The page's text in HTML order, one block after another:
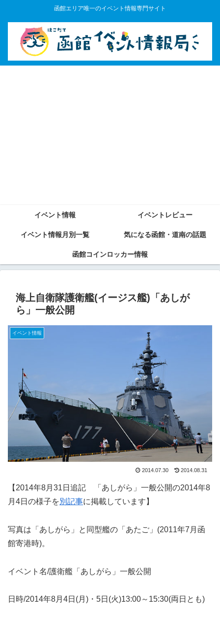
函館エリア唯一のイベント情報専門サイト
イベント情報 イベントレビュー
イベント情報月別一覧 気になる函館・道南の話題
函館コインロッカー情報
海上自衛隊護衛艦(イージス艦)「あしが
ら」一般公開
イベント情報
2014.07.30 2014.08.31
【2014年8月31日追記 「あしがら」一般公開の2014年8
月4日の様子を別記事に掲載しています】
写真は「あしがら」と同型艦の「あたご」(2011年7月函
館寄港時)。
イベント名/護衛艦「あしがら」一般公開
日時/2014年8月4日(月)・5日(火)13:00～15:30(両日とも)